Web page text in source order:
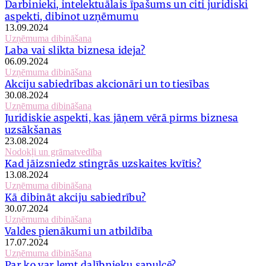
Darbinieki, intelektuālais īpašums un citi juridiski
aspekti, dibinot uzņēmumu
13.09.2024
Uzņēmuma dibināšana
Laba vai slikta biznesa ideja?
06.09.2024
Uzņēmuma dibināšana
Akciju sabiedrības akcionāri un to tiesības
30.08.2024
Uzņēmuma dibināšana
Juridiskie aspekti, kas jāņem vērā pirms biznesa
uzsākšanas
23.08.2024
Nodokļi un grāmatvedība
Kad jāizsniedz stingrās uzskaites kvītis?
13.08.2024
Uzņēmuma dibināšana
Kā dibināt akciju sabiedrību?
30.07.2024
Uzņēmuma dibināšana
Valdes pienākumi un atbildība
17.07.2024
Uzņēmuma dibināšana